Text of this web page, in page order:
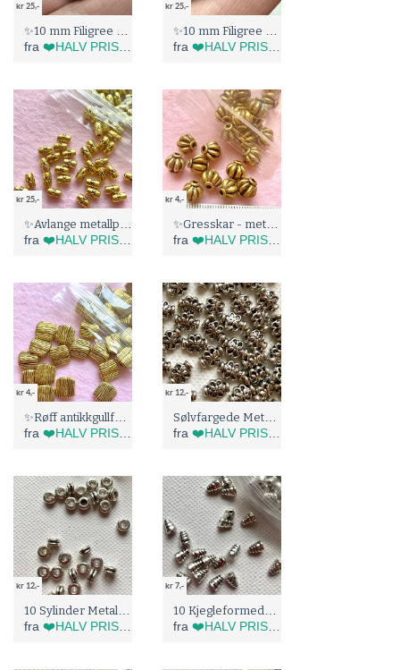
kr 25,-
fra ❤️HALV PRIS I BLÅBÆRTUA :)
kr 25,-
fra ❤️HALV PRIS I BLÅBÆRTUA :)
kr 25,-
fra ❤️HALV PRIS I BLÅBÆRTUA :)
kr 4,-
fra ❤️HALV PRIS I BLÅBÆRTUA :)
kr 4,-
✨Røff antikkgullfarget perle (5178)
fra ❤️HALV PRIS I BLÅBÆRTUA :)
kr 12,-
fra ❤️HALV PRIS I BLÅBÆRTUA :)
kr 12,-
fra ❤️HALV PRIS I BLÅBÆRTUA :)
kr 7,-
fra ❤️HALV PRIS I BLÅBÆRTUA :)